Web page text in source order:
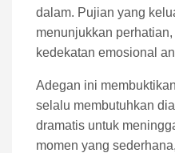
dalam. Pujian yang
menunjukkan
kedekatan emosional
Adegan ini
selalu membutuhkan
dramatis untuk
momen yang